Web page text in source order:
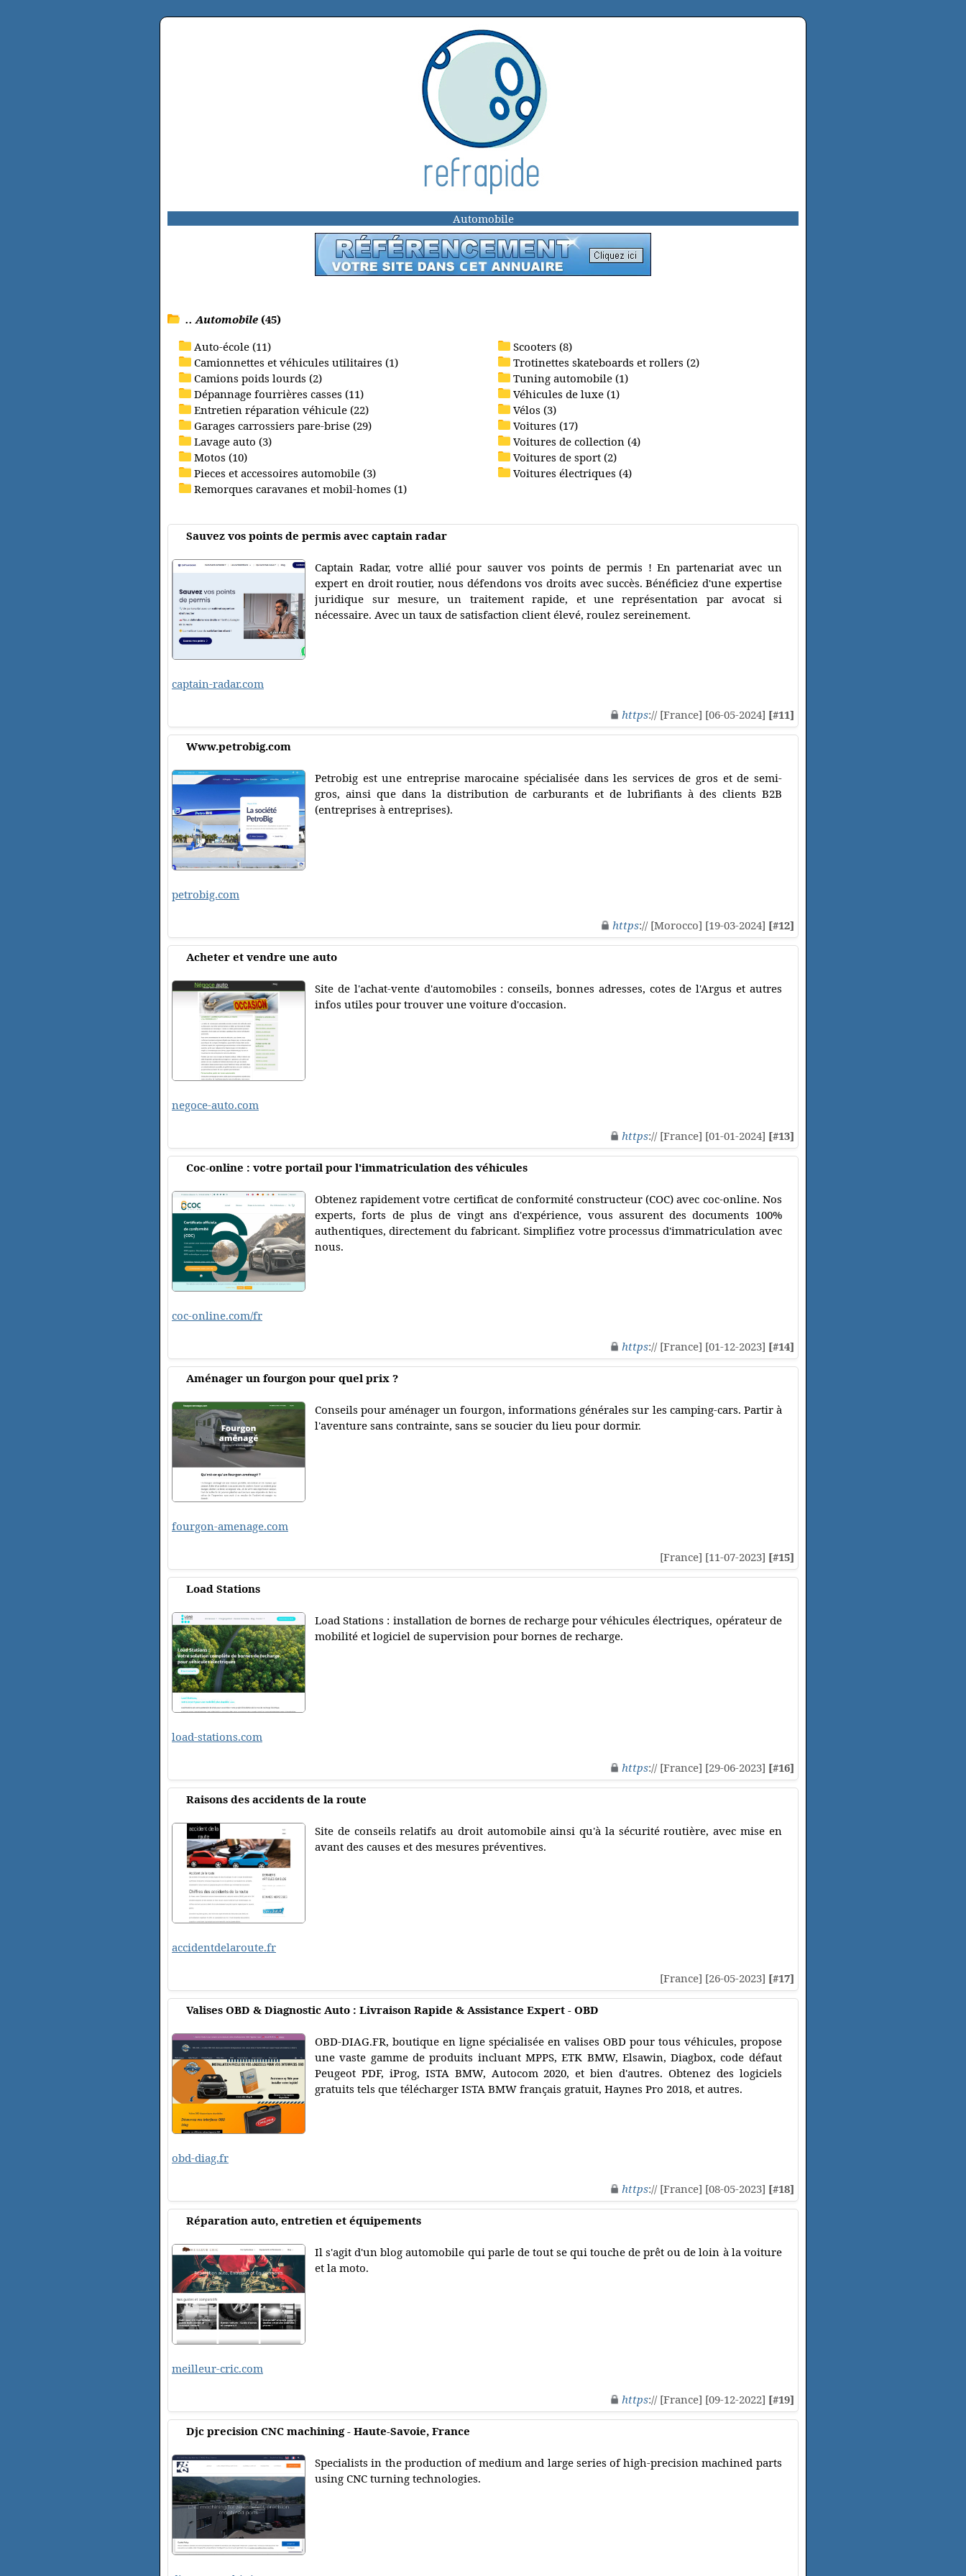
Automobile
.. Automobile (45)
Auto-école (11)
Camionnettes et véhicules utilitaires (1)
Camions poids lourds (2)
Dépannage fourrières casses (11)
Entretien réparation véhicule (22)
Garages carrossiers pare-brise (29)
Lavage auto (3)
Motos (10)
Pieces et accessoires automobile (3)
Remorques caravanes et mobil-homes (1)
Scooters (8)
Trotinettes skateboards et rollers (2)
Tuning automobile (1)
Véhicules de luxe (1)
Vélos (3)
Voitures (17)
Voitures de collection (4)
Voitures de sport (2)
Voitures électriques (4)
Sauvez vos points de permis avec captain radar
Captain Radar, votre allié pour sauver vos points de permis ! En partenariat avec un
expert en droit routier, nous défendons vos droits avec succès. Bénéficiez d'une expertise
juridique sur mesure, un traitement rapide, et une représentation par avocat si
nécessaire. Avec un taux de satisfaction client élevé, roulez sereinement.
captain-radar.com
https:// [France] [06-05-2024] [#11]
Www.petrobig.com
Petrobig est une entreprise marocaine spécialisée dans les services de gros et de semi-
gros, ainsi que dans la distribution de carburants et de lubrifiants à des clients B2B
(entreprises à entreprises).
petrobig.com
https:// [Morocco] [19-03-2024] [#12]
Acheter et vendre une auto
Site de l'achat-vente d'automobiles : conseils, bonnes adresses, cotes de l'Argus et autres
infos utiles pour trouver une voiture d'occasion.
negoce-auto.com
https:// [France] [01-01-2024] [#13]
Coc-online : votre portail pour l'immatriculation des véhicules
Obtenez rapidement votre certificat de conformité constructeur (COC) avec coc-online. Nos
experts, forts de plus de vingt ans d'expérience, vous assurent des documents 100%
authentiques, directement du fabricant. Simplifiez votre processus d'immatriculation avec
nous.
coc-online.com/fr
https:// [France] [01-12-2023] [#14]
Aménager un fourgon pour quel prix ?
Conseils pour aménager un fourgon, informations générales sur les camping-cars. Partir à
l'aventure sans contrainte, sans se soucier du lieu pour dormir.
fourgon-amenage.com
[France] [11-07-2023] [#15]
Load Stations
Load Stations : installation de bornes de recharge pour véhicules électriques, opérateur de
mobilité et logiciel de supervision pour bornes de recharge.
load-stations.com
https:// [France] [29-06-2023] [#16]
Raisons des accidents de la route
Site de conseils relatifs au droit automobile ainsi qu'à la sécurité routière, avec mise en
avant des causes et des mesures préventives.
accidentdelaroute.fr
[France] [26-05-2023] [#17]
Valises OBD & Diagnostic Auto : Livraison Rapide & Assistance Expert - OBD
OBD-DIAG.FR, boutique en ligne spécialisée en valises OBD pour tous véhicules, propose
une vaste gamme de produits incluant MPPS, ETK BMW, Elsawin, Diagbox, code défaut
Peugeot PDF, iProg, ISTA BMW, Autocom 2020, et bien d'autres. Obtenez des logiciels
gratuits tels que télécharger ISTA BMW français gratuit, Haynes Pro 2018, et autres.
obd-diag.fr
https:// [France] [08-05-2023] [#18]
Réparation auto, entretien et équipements
Il s'agit d'un blog automobile qui parle de tout se qui touche de prêt ou de loin à la voiture
et la moto.
meilleur-cric.com
https:// [France] [09-12-2022] [#19]
Djc precision CNC machining - Haute-Savoie, France
Specialists in the production of medium and large series of high-precision machined parts
using CNC turning technologies.